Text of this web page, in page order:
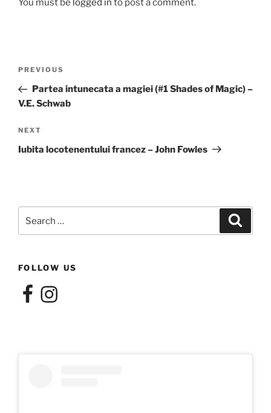
You must be logged in to post a comment.
Previous
Post
PREVIOUS
Partea intunecata a magiei (#1 Shades of Magic) –
V.E. Schwab
Next
Post
NEXT
Iubita locotenentului francez – John Fowles
for:
FOLLOW US
FacebookInstagram